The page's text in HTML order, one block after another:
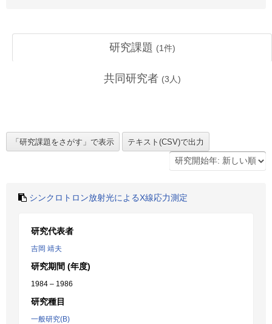
研究課題 (1件)
共同研究者 (3 人)
シンクロトロン放射光によるX線応力測定
研究代表者
吉岡 靖夫
研究期間 (年度)
1984 – 1986
研究種目
一般研究(B)